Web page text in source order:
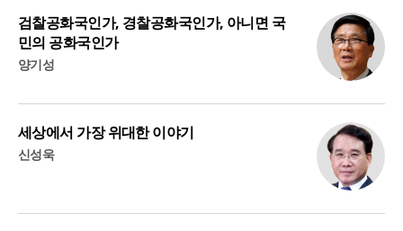
검찰공화국인가, 경찰공화국인가, 아니면 국
민의 공화국인가
양기성
세상에서 가장 위대한 이야기
신성욱